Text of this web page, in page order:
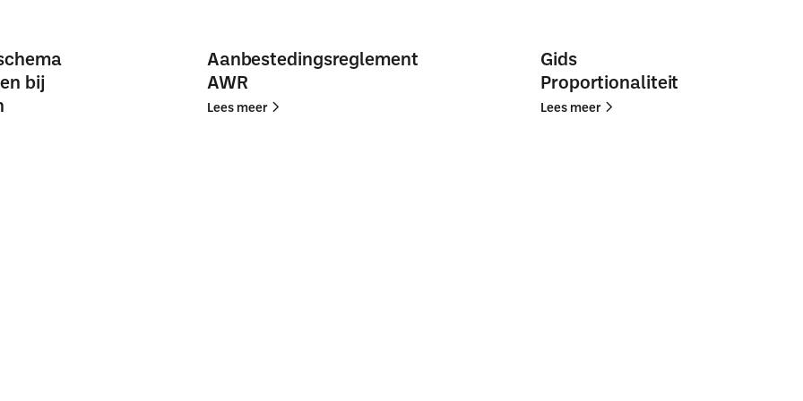
bij
Aanbestedingsreglement
AWR
Lees meer
Lees
Lees
Gids
Proportionaliteit
Lees meer
Lees
Lees